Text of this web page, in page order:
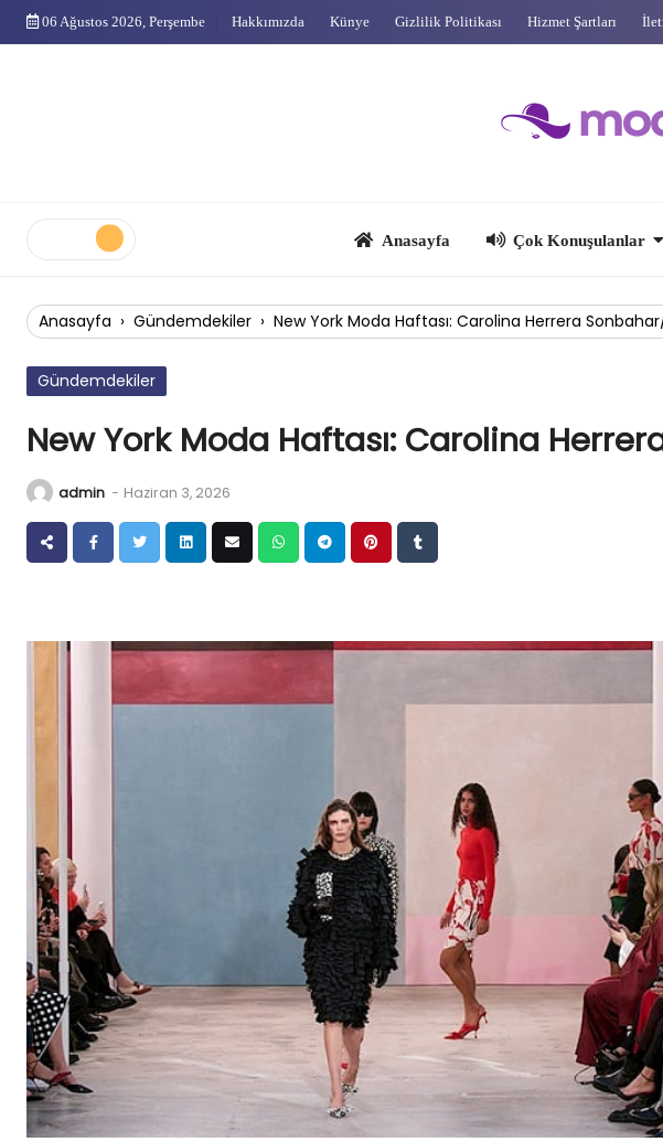
Skip
06 Ağustos 2026, Perşembe Hakkımızda Künye Gizlilik Politikası Hizmet Şartları
Anasayfa › Gündemdekiler › New York Moda Haftası: Carolina Herrera
Gündemdekiler
New York Moda Haftası: Carolina
admin - Haziran 3, 2026